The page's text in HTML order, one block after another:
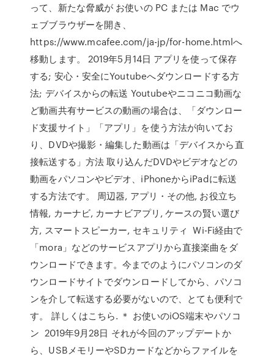
って、新たな脅威が お使いの PC または Mac でウ
ェブブラウザーを開き、
https://www.mcafee.com/ja-jp/for-home.htmlへ
移動します。 2019年5月14日 アプリを使って保存
する; 安心・安全にYoutubeへダウンロードする方
法; デバイスからの転送 Youtubeやニコニコ動画な
ど動画共有サービスの動画の場合は、「ダウンロー
ド支援サイト」「アプリ」を使う方法が向いてお
り、DVDや撮影・編集した動画は「デバイスから直
接転送する」方法 取り込んだDVDやビデオなどの
動画をパソコンやビデオ、iPhoneからiPadに転送
する方法です。 周辺器, アプリ・その他, お役立ち
情報, カーナビ, カーナビアプリ, ケースの賢い選び
方, スマートスピーカー, セキュリティ Wi-Fi経由で
「mora」などのサービスアプリから直接楽曲をダ
ウンロードできます。今までのようにパソコンのダ
ウンロードサイトでダウンロードしてから、パソコ
ンを介して転送する必要がないので、とても便利で
す。 詳しくはこちら. ＊ お使いのiOS端末やパソコ
ン 2019年9月28日 それが今回のアップデートか
ら、USBメモリーやSDカードなどからファイルを